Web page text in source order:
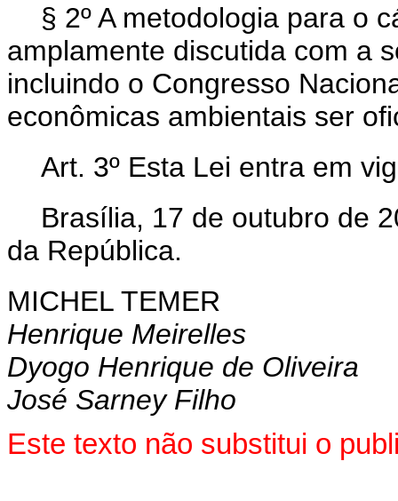
§ 2º A metodologia para o
amplamente discutida com a
incluindo o Congresso
econômicas ambientais ser
Art. 3º Esta Lei entra em
Brasília, 17 de outubro de
da República.
MICHEL TEMER
Henrique Meirelles
Dyogo Henrique de Oliveira
José Sarney Filho
Este texto não substitui o